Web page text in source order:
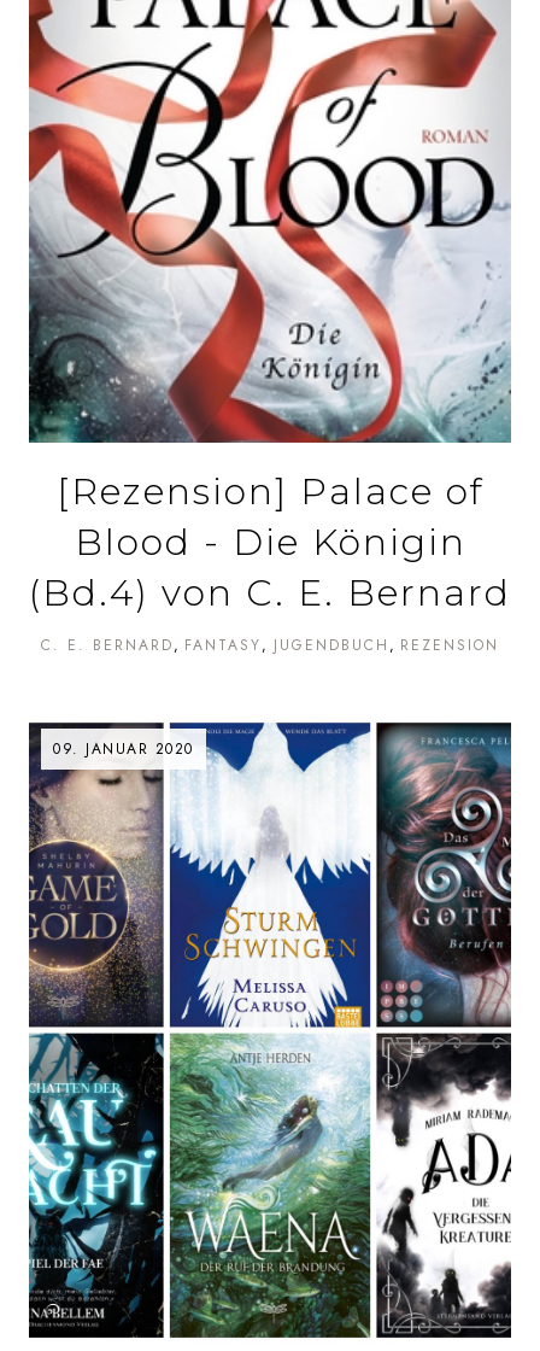
[Rezension] Palace of
Blood - Die Königin
(Bd.4) von C. E. Bernard
C. E. BERNARD FANTASY JUGENDBUCH REZENSION
09. JANUAR 2020